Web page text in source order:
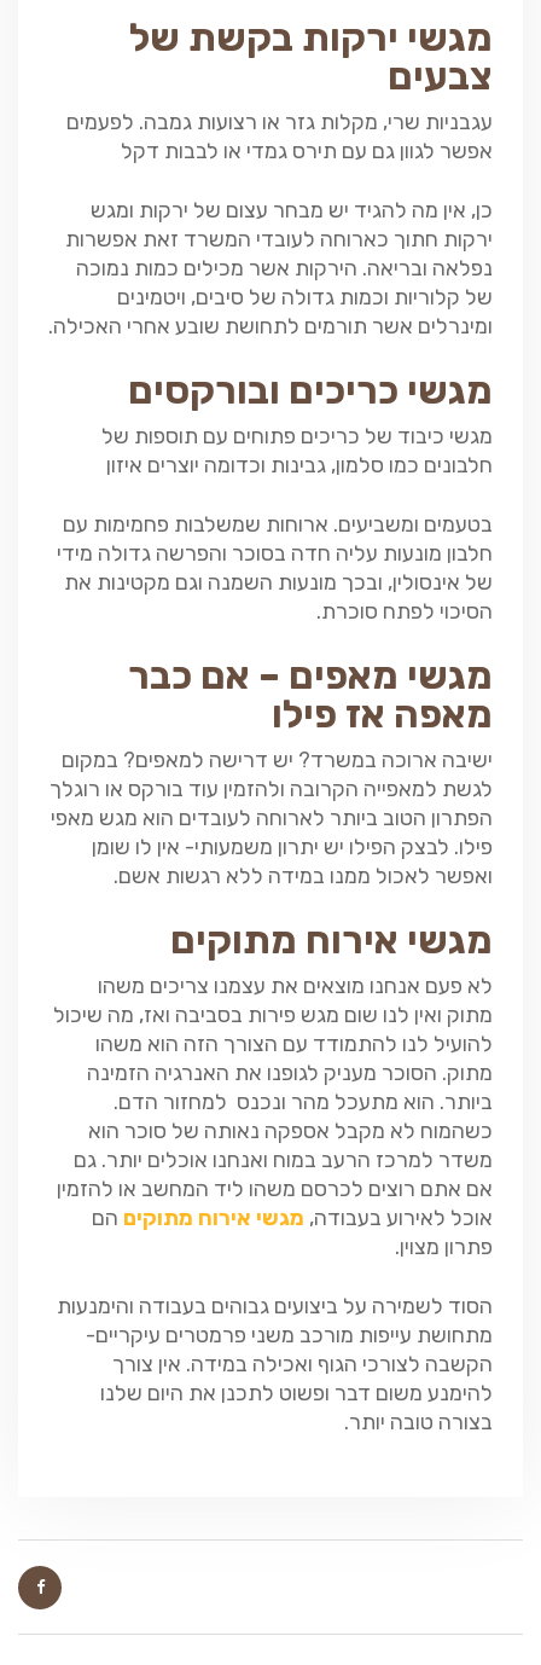
מגשי ירקות בקשת של
צבעים
עגבניות שרי, מקלות גזר או רצועות גמבה. לפעמים
אפשר לגוון גם עם תירס גמדי או לבבות דקל
כן, אין מה להגיד יש מבחר עצום של ירקות ומגש
ירקות חתוך כארוחה לעובדי המשרד זאת אפשרות
נפלאה ובריאה. הירקות אשר מכילים כמות נמוכה
של קלוריות וכמות גדולה של סיבים, ויטמינים
ומינרלים אשר תורמים לתחושת שובע אחרי האכילה.
מגשי כריכים ובורקסים
מגשי כיבוד של כריכים פתוחים עם תוספות של
חלבונים כמו סלמון, גבינות וכדומה יוצרים איזון
בטעמים ומשביעים. ארוחות שמשלבות פחמימות עם
חלבון מונעות עליה חדה בסוכר והפרשה גדולה מידי
של אינסולין, ובכך מונעות השמנה וגם מקטינות את
הסיכוי לפתח סוכרת.
מגשי מאפים – אם כבר
מאפה אז פילו
ישיבה ארוכה במשרד? יש דרישה למאפים? במקום
לגשת למאפייה הקרובה ולהזמין עוד בורקס או רוגלך
הפתרון הטוב ביותר לארוחה לעובדים הוא מגש מאפי
פילו. לבצק הפילו יש יתרון משמעותי- אין לו שומן
ואפשר לאכול ממנו במידה ללא רגשות אשם.
מגשי אירוח מתוקים
לא פעם אנחנו מוצאים את עצמנו צריכים משהו
מתוק ואין לנו שום מגש פירות בסביבה ואז, מה שיכול
להועיל לנו להתמודד עם הצורך הזה הוא משהו
מתוק. הסוכר מעניק לגופנו את האנרגיה הזמינה
ביותר. הוא מתעכל מהר ונכנס למחזור הדם.
כשהמוח לא מקבל אספקה נאותה של סוכר הוא
משדר למרכז הרעב במוח ואנחנו אוכלים יותר. גם
אם אתם רוצים לכרסם משהו ליד המחשב או להזמין
אוכל לאירוע בעבודה, מגשי אירוח מתוקים הם
פתרון מצוין.
הסוד לשמירה על ביצועים גבוהים בעבודה והימנעות
מתחושת עייפות מורכב משני פרמטרים עיקריים-
הקשבה לצורכי הגוף ואכילה במידה. אין צורך
להימנע משום דבר ופשוט לתכנן את היום שלנו
בצורה טובה יותר.